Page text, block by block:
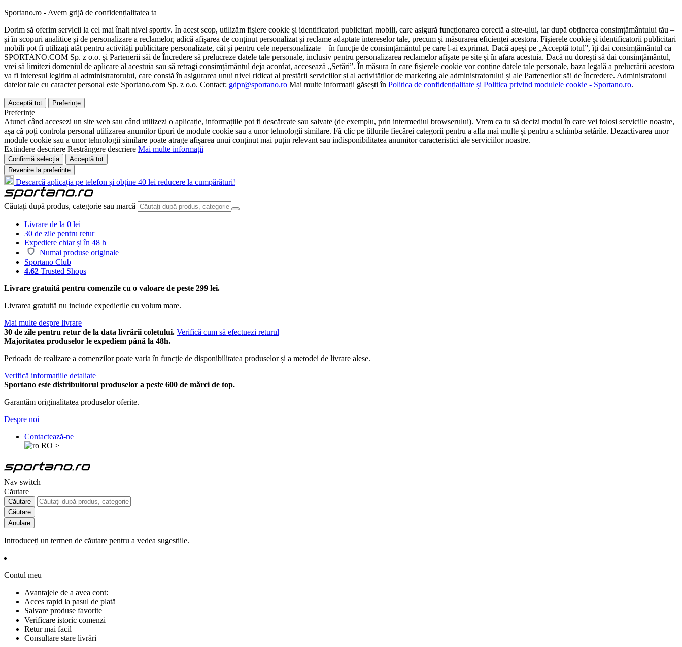
Sportano.ro - Avem grijă de confidențialitatea ta
Dorim să oferim servicii la cel mai înalt nivel sportiv. În acest scop, utilizăm fișiere cookie și identificatori publicitari mobili, care asigură funcționarea corectă a site-ului, iar după obținerea consimțământului tău –
și în scopuri analitice și de personalizare a reclamelor, adică afișarea de conținut personalizat și reclame adaptate intereselor tale, precum și măsurarea eficienței acestora. Fișierele cookie și identificatorii publicitari
mobili pot fi utilizați atât pentru activități publicitare personalizate, cât și pentru cele nepersonalizate – în funcție de consimțământul pe care l-ai exprimat. Dacă apeși pe „Acceptă totul”, îți dai consimțământul ca
SPORTANO.COM Sp. z o.o. și Partenerii săi de Încredere să prelucreze datele tale personale, inclusiv pentru personalizarea reclamelor afișate pe site și în afara acestuia. Dacă nu dorești să dai consimțământul,
vrei să limitezi domeniul de aplicare al acestuia sau să retragi consimțământul deja acordat, accesează „Setări”. În măsura în care fișierele cookie vor conține datele tale personale, baza legală a prelucrării acestora
va fi interesul legitim al administratorului, care constă în asigurarea unui nivel ridicat al prestării serviciilor și al activităților de marketing ale administratorului și ale Partenerilor săi de încredere. Administratorul
datelor tale cu caracter personal este Sportano.com Sp. z o.o. Contact: gdpr@sportano.ro Mai multe informații găsești în Politica de confidențialitate și Politica privind modulele cookie - Sportano.ro.
Acceptă tot Preferințe
Preferințe
Atunci când accesezi un site web sau când utilizezi o aplicație, informațiile pot fi descărcate sau salvate (de exemplu, prin intermediul browserului). Vrem ca tu să decizi modul în care vei folosi serviciile noastre,
așa că poți controla personal utilizarea anumitor tipuri de module cookie sau a unor tehnologii similare. Fă clic pe titlurile fiecărei categorii pentru a afla mai multe și pentru a schimba setările. Dezactivarea unor
module cookie sau a unor tehnologii similare poate atrage afișarea unui conținut mai puțin relevant sau indisponibilitatea anumitor caracteristici ale serviciilor noastre.
Extindere descriere Restrângere descriere Mai multe informații
Confirmă selecția
Acceptă tot
Revenire la preferințe
Descarcă aplicația pe telefon și obține 40 lei reducere la cumpărături!
Căutați după produs, categorie sau marcă
Livrare de la 0 lei
30 de zile pentru retur
Expediere chiar și în 48 h
Numai produse originale
Sportano Club
4.62 Trusted Shops
Livrare gratuită pentru comenzile cu o valoare de peste 299 lei.
Livrarea gratuită nu include expedierile cu volum mare.
Mai multe despre livrare
30 de zile pentru retur de la data livrării coletului. Verifică cum să efectuezi returul
Majoritatea produselor le expediem până la 48h.
Perioada de realizare a comenzilor poate varia în funcție de disponibilitatea produselor și a metodei de livrare alese.
Verifică informațiile detaliate
Sportano este distribuitorul produselor a peste 600 de mărci de top.
Garantăm originalitatea produselor oferite.
Despre noi
Contactează-ne
RO >
Nav switch
Căutare
Căutare
Căutare
Anulare
Introduceți un termen de căutare pentru a vedea sugestiile.
Contul meu
Avantajele de a avea cont:
Acces rapid la pasul de plată
Salvare produse favorite
Verificare istoric comenzi
Retur mai facil
Consultare stare livrări